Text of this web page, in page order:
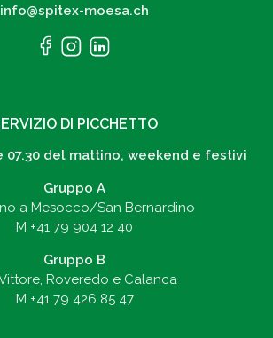
info@spitex-moesa.ch
DI PICCHETTO
07.30 del mattino, weekend e festivi
Gruppo A
a Mesocco/San Bernardino
M +41 79 904 12 40
Gruppo B
Roveredo e Calanca
M +41 79 426 85 47